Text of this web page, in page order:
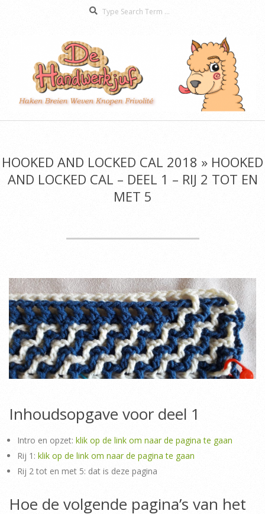
De
Menu
HOOKED AND LOCKED CAL 2018 » HOOKED
AND LOCKED CAL – DEEL 1 – RIJ 2 TOT EN
MET 5
Inhoudsopgave voor deel 1
Intro en opzet: klik op de link om naar de pagina te gaan
Rij 1: klik op de link om naar de pagina te gaan
Rij 2 tot en met 5: dat is deze pagina
Hoe de volgende pagina’s van het